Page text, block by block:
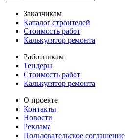
Заказчикам
Каталог строителей
Стоимость работ
Калькулятор ремонта
Работникам
Тендеры
Стоимость работ
Калькулятор ремонта
О проекте
Контакты
Новости
Реклама
Пользовательское соглашение